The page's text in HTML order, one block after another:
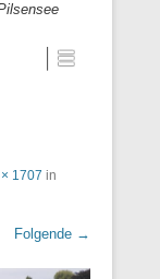
1707 in
Folgende →